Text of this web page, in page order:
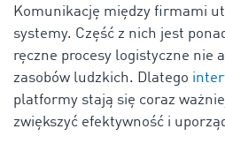
Komunikację między firmami
systemy. Część z nich jest
ręczne procesy logistyczne nie
zasobów ludzkich. Dlatego
platformy stają się coraz
zwiększyć efektywność i